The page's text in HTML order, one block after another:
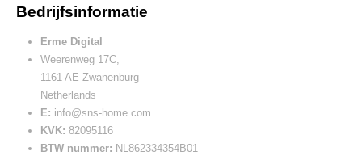
Bedrijfsinformatie
Erme Digital
Weerenweg 17C,
1161 AE Zwanenburg
Netherlands
E: info@sns-home.com
KVK: 82095116
BTW nummer: NL862334354B01